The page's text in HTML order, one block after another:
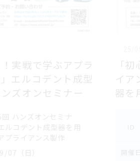
！実戦で学ぶアプラ
エルコデント成型
ズオンセミナー
回 ハンズオンセミナ
ルコデント成型器を用
プライアンス製作
07（日）
「
イア
器を